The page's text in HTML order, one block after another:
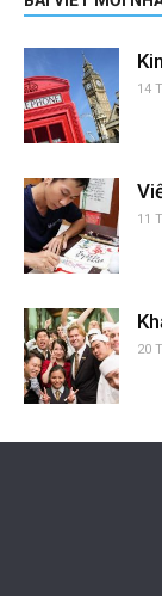
14
11
20